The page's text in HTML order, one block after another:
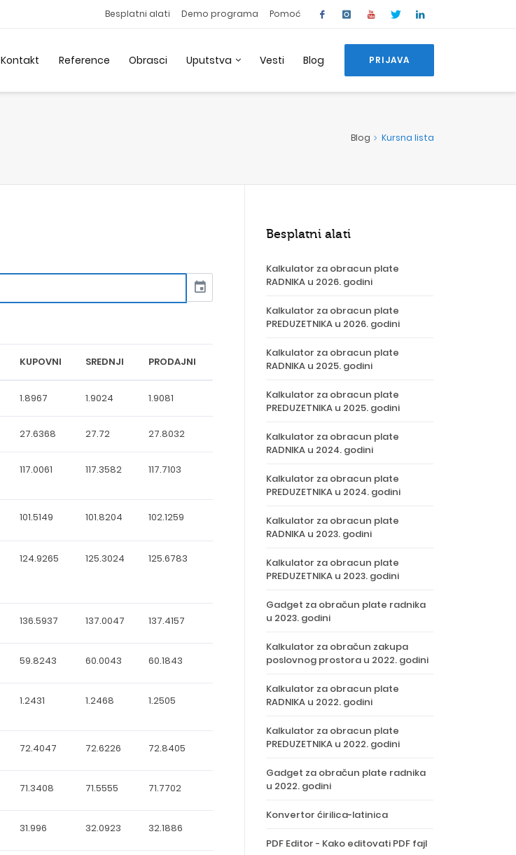
Besplatni alati Demo programa Pomoć
Kontakt Reference Obrasci Uputstva Vesti Blog PRIJAVA
Blog Kursna lista
event
KUPOVNI SREDNJI PRODAJNI
1.8967 1.9024 1.9081
27.6368 27.72 27.8032
117.0061 117.3582 117.7103
101.5149 101.8204 102.1259
124.9265 125.3024 125.6783
136.5937 137.0047 137.4157
59.8243 60.0043 60.1843
1.2431 1.2468 1.2505
72.4047 72.6226 72.8405
71.3408 71.5555 71.7702
31.996 32.0923 32.1886
Besplatni alati
Kalkulator za obracun plate
RADNIKA u 2026. godini
Kalkulator za obracun plate
PREDUZETNIKA u 2026. godini
Kalkulator za obracun plate
RADNIKA u 2025. godini
Kalkulator za obracun plate
PREDUZETNIKA u 2025. godini
Kalkulator za obracun plate
RADNIKA u 2024. godini
Kalkulator za obracun plate
PREDUZETNIKA u 2024. godini
Kalkulator za obracun plate
RADNIKA u 2023. godini
Kalkulator za obracun plate
PREDUZETNIKA u 2023. godini
Gadget za obračun plate radnika
u 2023. godini
Kalkulator za obračun zakupa
poslovnog prostora u 2022. godini
Kalkulator za obracun plate
RADNIKA u 2022. godini
Kalkulator za obracun plate
PREDUZETNIKA u 2022. godini
Gadget za obračun plate radnika
u 2022. godini
Konvertor ćirilica-latinica
PDF Editor - Kako editovati PDF fajl